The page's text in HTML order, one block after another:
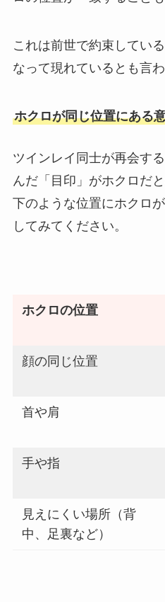
これは前世で約束してい
なって現れているとも言
ホクロが同じ位置にある
ツインレイ同士が再会す
んだ「目印」がホクロだ
下のような位置にホクロ
してみてください。
ホクロの位置
顔の同じ位置
首や肩
手や指
見えにくい場所（背
中、足裏など）